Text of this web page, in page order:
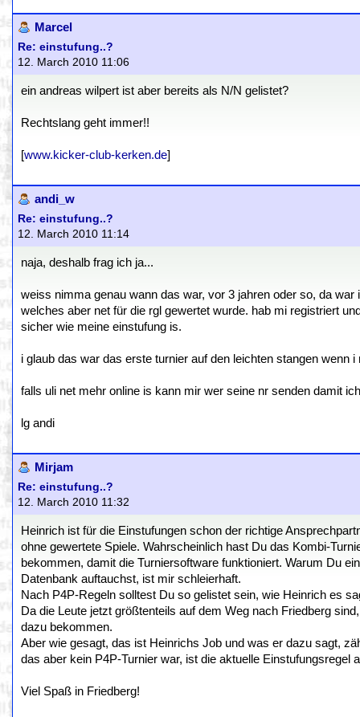
Marcel
Re: einstufung..?
12. March 2010 11:06
ein andreas wilpert ist aber bereits als N/N gelistet?
Rechtslang geht immer!!
[www.kicker-club-kerken.de]
andi_w
Re: einstufung..?
12. March 2010 11:14
naja, deshalb frag ich ja...
weiss nimma genau wann das war, vor 3 jahren oder so, da
welches aber net für die rgl gewertet wurde. hab mi registriert
sicher wie meine einstufung is.
i glaub das war das erste turnier auf den leichten stangen wenn i
falls uli net mehr online is kann mir wer seine nr senden damit
lg andi
Mirjam
Re: einstufung..?
12. March 2010 11:32
Heinrich ist für die Einstufungen schon der richtige
ohne gewertete Spiele. Wahrscheinlich hast Du das Kombi-
bekommen, damit die Turniersoftware funktioniert. Warum Du
Datenbank auftauchst, ist mir schleierhaft.
Nach P4P-Regeln solltest Du so gelistet sein, wie Heinrich es
Da die Leute jetzt größtenteils auf dem Weg nach Friedberg
dazu bekommen.
Aber wie gesagt, das ist Heinrichs Job und was er dazu sagt,
das aber kein P4P-Turnier war, ist die aktuelle Einstufungsregel
Viel Spaß in Friedberg!